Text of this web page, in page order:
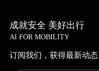
成就安全 美好出行
AI FOR MOBILITY
订阅我们，获得最新动态